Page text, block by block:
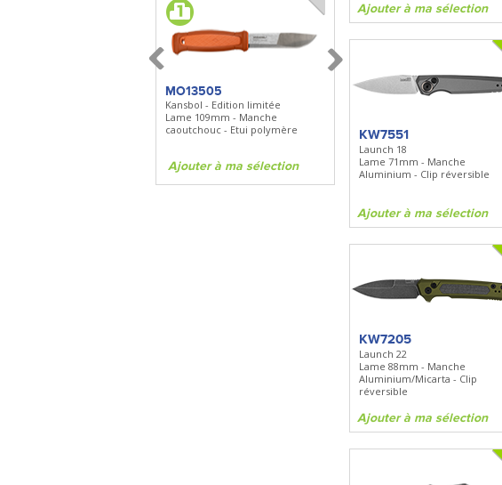
MO13505
Kansbol - Edition limitée
Lame 109mm - Manche
caoutchouc - Etui polymère
Ajouter à ma sélection
SBP22
Ajouter à ma sélection
Ajouter à ma sélection
KW7551
Launch 18
Lame 71mm - Manche
Aluminium - Clip réversible
Ajouter à ma sélection
KW7205
Launch 22
Lame 88mm - Manche
Aluminium/Micarta - Clip
réversible
Ajouter à ma sélection